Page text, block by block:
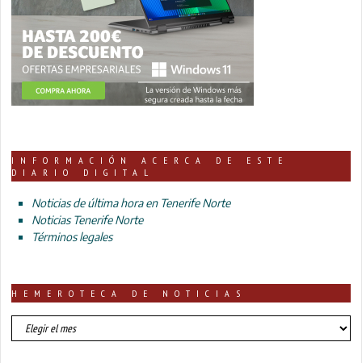
INFORMACIÓN ACERCA DE ESTE
DIARIO DIGITAL
Noticias de última hora en Tenerife Norte
Noticias Tenerife Norte
Términos legales
HEMEROTECA DE NOTICIAS
HEMEROTECA
DE